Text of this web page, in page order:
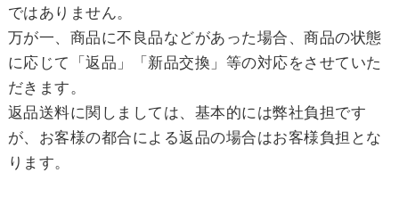
ではありません。
万が一、商品に不良品などがあった場合、商品の状態
に応じて「返品」「新品交換」等の対応をさせていた
だきます。
返品送料に関しましては、基本的には弊社負担です
が、お客様の都合による返品の場合はお客様負担とな
ります。